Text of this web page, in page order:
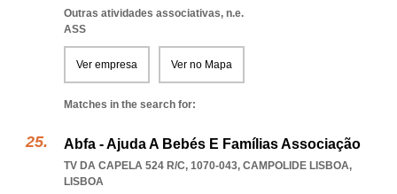
Outras atividades associativas, n.e.
ASS
Ver empresa Ver no Mapa
Matches in the search for:
Abfa - Ajuda A Bebés E Famílias Associação
TV DA CAPELA 524 R/C, 1070-043, CAMPOLIDE LISBOA,
LISBOA